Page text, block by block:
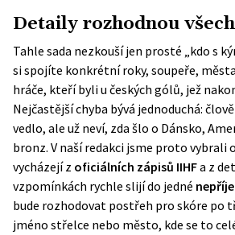
Detaily rozhodnou
Tahle sada nezkouší jen prosté „kdo s
si spojíte konkrétní roky, soupeře,
hráče, kteří byli u českých gólů, jež
Nejčastější chyba bývá jednoduchá:
vedlo, ale už neví, zda šlo o Dánsko,
bronz. V naší redakci jsme proto vybrali
vycházejí z oficiálních zápisů IIHFa z
vzpomínkách rychle slijí do jedné
bude rozhodovat postřeh pro skóre po
jméno střelce nebo město, kde se to